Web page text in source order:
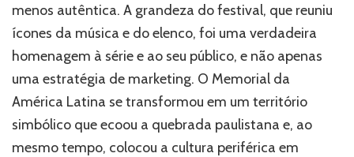
menos autêntica. A grandeza do festival, que reuniu
ícones da música e do elenco, foi uma verdadeira
homenagem à série e ao seu público, e não apenas
uma estratégia de marketing. O Memorial da
América Latina se transformou em um território
simbólico que ecoou a quebrada paulistana e, ao
mesmo tempo, colocou a cultura periférica em